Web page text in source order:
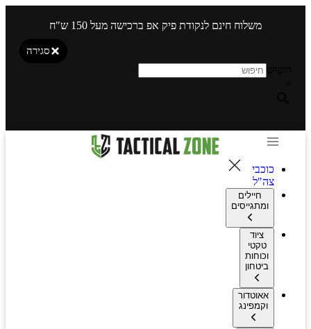
משלוח חינם לנקודת פיק אפ ברכישה מעל 150 ש"ח
סגירה
כוכבי
צה"ל
חיילים
ומתגייסים
ציוד
טקטי
וכוחות
ביטחון
אאוטדור
וקמפינג